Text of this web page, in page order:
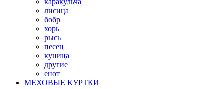
лисица
бобр
хорь
рысь
песец
куница
другие
енот
МЕХОВЫЕ КУРТКИ